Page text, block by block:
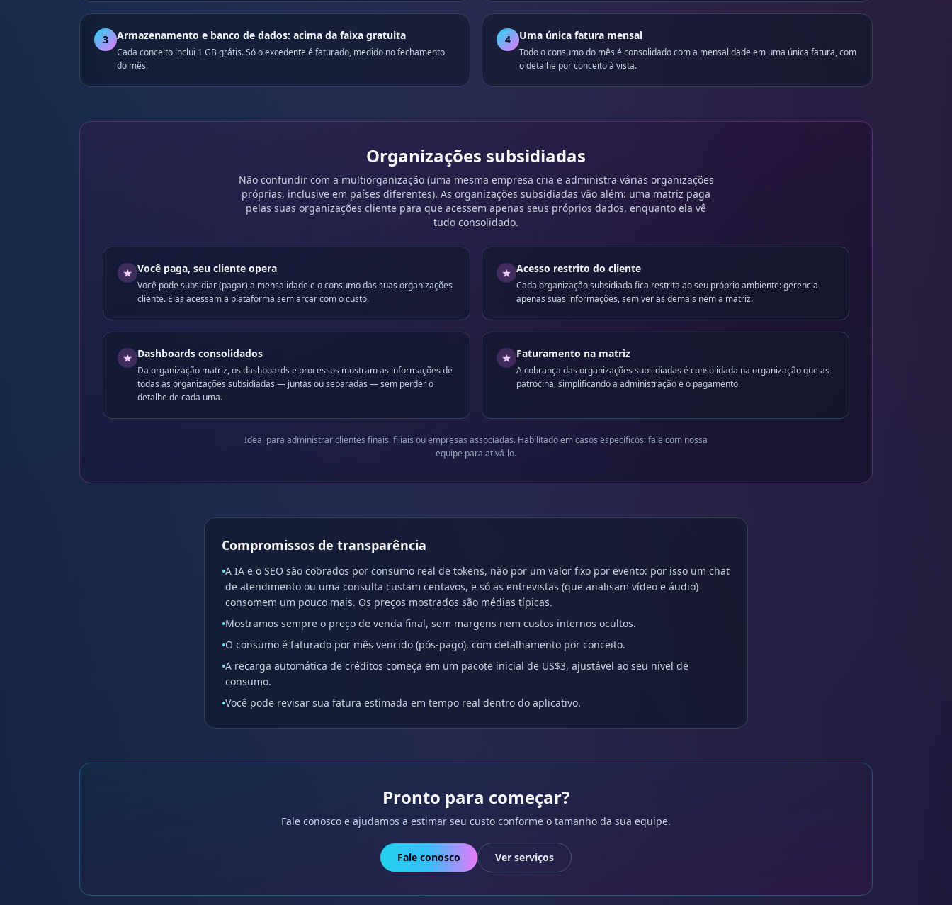
3 Armazenamento e banco de dados: acima da faixa gratuita
Cada conceito inclui 1 GB grátis. Só o excedente é faturado, medido no fechamento
do mês.
4 Uma única fatura mensal
Todo o consumo do mês é consolidado com a mensalidade em uma única fatura, com
o detalhe por conceito à vista.
Organizações subsidiadas
Não confundir com a multiorganização (uma mesma empresa cria e administra várias organizações
próprias, inclusive em países diferentes). As organizações subsidiadas vão além: uma matriz paga
pelas suas organizações cliente para que acessem apenas seus próprios dados, enquanto ela vê
tudo consolidado.
★ Você paga, seu cliente opera
Você pode subsidiar (pagar) a mensalidade e o consumo das suas organizações
cliente. Elas acessam a plataforma sem arcar com o custo.
★ Acesso restrito do cliente
Cada organização subsidiada fica restrita ao seu próprio ambiente: gerencia
apenas suas informações, sem ver as demais nem a matriz.
★ Dashboards consolidados
Da organização matriz, os dashboards e processos mostram as informações de
todas as organizações subsidiadas — juntas ou separadas — sem perder o
detalhe de cada uma.
★ Faturamento na matriz
A cobrança das organizações subsidiadas é consolidada na organização que as
patrocina, simplificando a administração e o pagamento.
Ideal para administrar clientes finais, filiais ou empresas associadas. Habilitado em casos específicos: fale com nossa
equipe para ativá-lo.
Compromissos de transparência
•A IA e o SEO são cobrados por consumo real de tokens, não por um valor fixo por evento: por isso um chat
de atendimento ou uma consulta custam centavos, e só as entrevistas (que analisam vídeo e áudio)
consomem um pouco mais. Os preços mostrados são médias típicas.
•Mostramos sempre o preço de venda final, sem margens nem custos internos ocultos.
•O consumo é faturado por mês vencido (pós-pago), com detalhamento por conceito.
•A recarga automática de créditos começa em um pacote inicial de US$3, ajustável ao seu nível de
consumo.
•Você pode revisar sua fatura estimada em tempo real dentro do aplicativo.
Pronto para começar?
Fale conosco e ajudamos a estimar seu custo conforme o tamanho da sua equipe.
Fale conosco Ver serviços